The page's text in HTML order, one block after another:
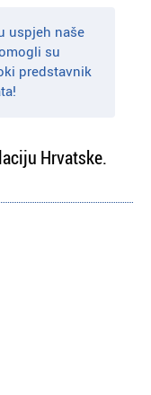
uspjeh naše
su
predstavnik
Hrvatske.